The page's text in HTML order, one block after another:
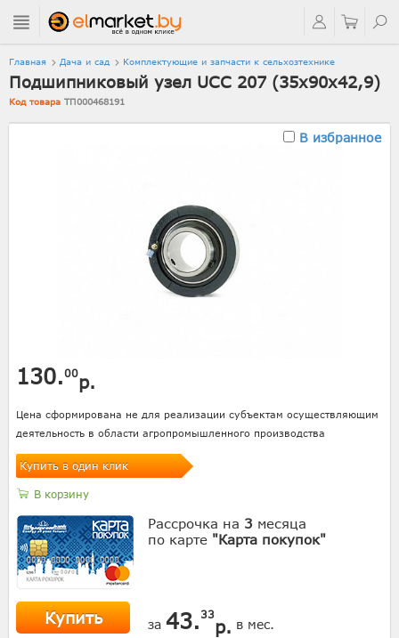
Главная Дача и сад Комплектующие и запчасти к сельхозтехнике
Подшипниковый узел UCC 207 (35х90х42,9)
Код товара ТП000468191
В избранное
130.00р.
Цена сформирована не для реализации субъектам осуществляющим
деятельность в области агропромышленного производства
Купить в один клик
В корзину
Рассрочка на 3 месяца
по карте "Карта покупок"
Купить за 43. 33
р. в мес.